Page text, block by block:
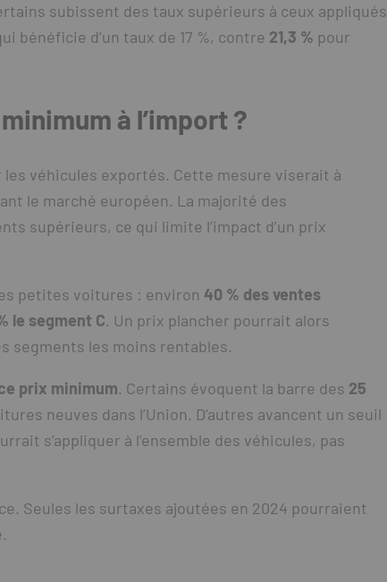
subissent des taux supérieurs à ceux appliqués
bénéficie d’un taux de 17 %, contre 21,3 % pour
à l’import ?
les véhicules exportés. Cette mesure viserait à
le marché européen. La majorité des
supérieurs, ce qui limite l’impact d’un prix
petites voitures : environ 40 % des ventes
le segment C. Un prix plancher pourrait alors
segments les moins rentables.
prix minimum. Certains évoquent la barre des 25
neuves dans l’Union. D’autres avancent un seuil
s’appliquer à l’ensemble des véhicules, pas
Seules les surtaxes ajoutées en 2024 pourraient